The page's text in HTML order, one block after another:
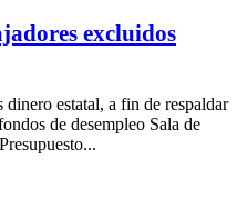
excluidos
estatal, a fin de respaldar
de desempleo Sala de